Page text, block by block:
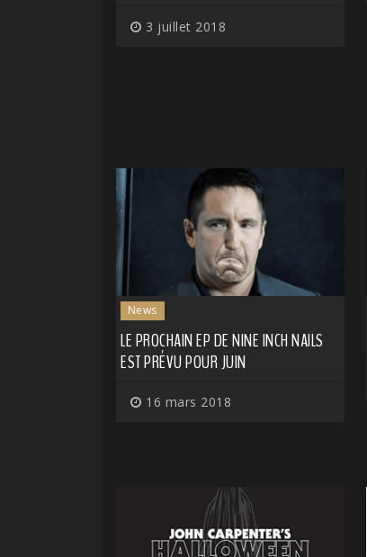
3 juillet 2018
News
LE PROCHAIN EP DE NINE INCH NAILS
EST PRÉVU POUR JUIN
16 mars 2018